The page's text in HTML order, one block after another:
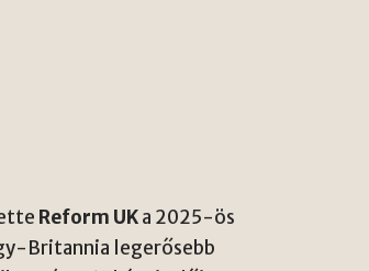
Reform UKa 2025-ös
Britannia legerősebb